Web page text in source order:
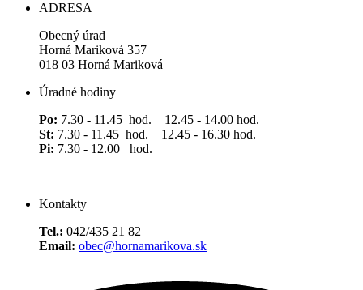
ADRESA
Obecný úrad
Horná Mariková 357
018 03 Horná Mariková
Úradné hodiny
Po: 7.30 - 11.45 hod. 12.45 - 14.00 hod.
St: 7.30 - 11.45 hod. 12.45 - 16.30 hod.
Pi: 7.30 - 12.00 hod.
Kontakty
Tel.: 042/435 21 82
Email: obec@hornamarikova.sk